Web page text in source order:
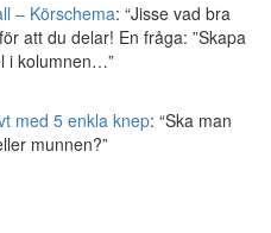
– Körschema: “Jisse vad bra
att du delar! En fråga: ”Skapa
i kolumnen…”
med 5 enkla knep: “Ska man
munnen?”